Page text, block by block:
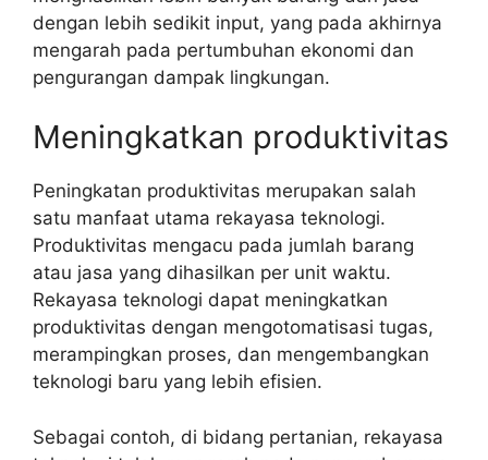
dengan lebih sedikit input, yang pada akhirnya
mengarah pada pertumbuhan ekonomi dan
pengurangan dampak lingkungan.
Meningkatkan produktivitas
Peningkatan produktivitas merupakan salah
satu manfaat utama rekayasa teknologi.
Produktivitas mengacu pada jumlah barang
atau jasa yang dihasilkan per unit waktu.
Rekayasa teknologi dapat meningkatkan
produktivitas dengan mengotomatisasi tugas,
merampingkan proses, dan mengembangkan
teknologi baru yang lebih efisien.
Sebagai contoh, di bidang pertanian, rekayasa